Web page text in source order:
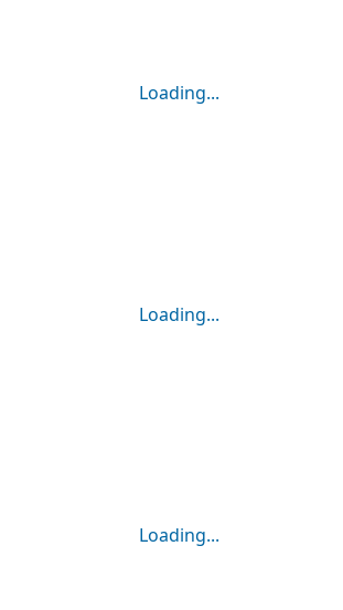
Loading...
Loading...
Loading...